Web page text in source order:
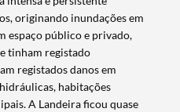
originando inundações em
espaço público e privado,
tinham registado
registados danos em
habitações
A Landeira ficou quase